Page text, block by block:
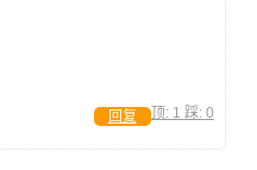
顶: 1 踩: 0
回复